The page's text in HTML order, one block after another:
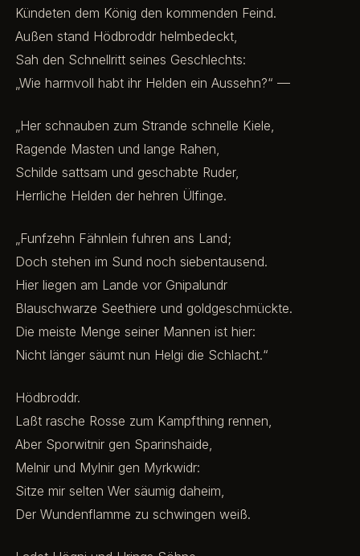
Kündeten dem König den kommenden Feind.
Außen stand Hödbroddr helmbedeckt,
Sah den Schnellritt seines Geschlechts:
„Wie harmvoll habt ihr Helden ein Aussehn?“ —
„Her schnauben zum Strande schnelle Kiele,
Ragende Masten und lange Rahen,
Schilde sattsam und geschabte Ruder,
Herrliche Helden der hehren Ülfinge.
„Funfzehn Fähnlein fuhren ans Land;
Doch stehen im Sund noch siebentausend.
Hier liegen am Lande vor Gnipalundr
Blauschwarze Seethiere und goldgeschmückte.
Die meiste Menge seiner Mannen ist hier:
Nicht länger säumt nun Helgi die Schlacht.“
Hödbroddr.
Laßt rasche Rosse zum Kampfthing rennen,
Aber Sporwitnir gen Sparinshaide,
Melnir und Mylnir gen Myrkwidr:
Sitze mir selten Wer säumig daheim,
Der Wundenflamme zu schwingen weiß.